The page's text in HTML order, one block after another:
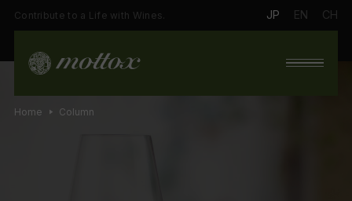
Contribute to a Life with Wines. JP EN CH
Home Column